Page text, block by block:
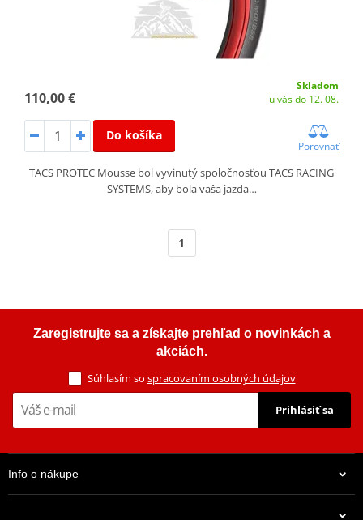
110,00 €
Skladom
u vás do 12. 08.
Do košíka
Porovnať
TACS PROTEC Mousse bol vyvinutý spoločnosťou TACS RACING
SYSTEMS, aby bola vaša jazda…
1
Zaregistrujte sa a získajte prehľad o novinkách a
akciách.
Súhlasím so spracovaním osobných údajov
Prihlásiť sa
Info o nákupe